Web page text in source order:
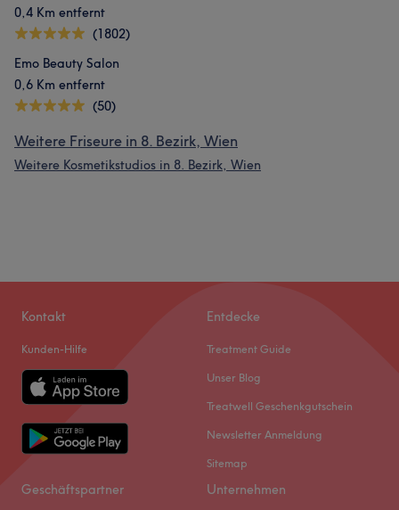
0,4 Km entfernt
(1802)
Emo Beauty Salon
0,6 Km entfernt
(50)
Weitere Friseure in 8. Bezirk, Wien
Weitere Kosmetikstudios in 8. Bezirk, Wien
Kontakt
Kunden-Hilfe
Entdecke
Treatment Guide
Unser Blog
Treatwell Geschenkgutschein
Newsletter Anmeldung
Sitemap
Geschäftspartner Unternehmen